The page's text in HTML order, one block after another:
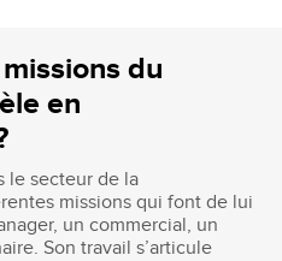
du
en
le secteur de la
missions qui font de lui
un commercial, un
Son travail s’articule